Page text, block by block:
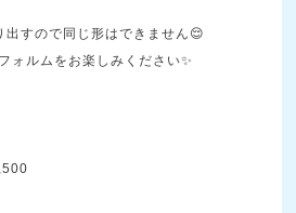
すので同じ形はできません😌
ォルムをお楽しみください✨